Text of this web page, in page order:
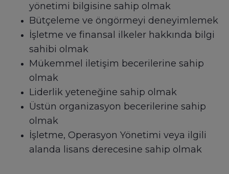
yönetimi bilgisine sahip olmak
Bütçeleme ve öngörmeyi deneyimlemek
İşletme ve finansal ilkeler hakkında bilgi
sahibi olmak
Mükemmel iletişim becerilerine sahip
olmak
Liderlik yeteneğine sahip olmak
Üstün organizasyon becerilerine sahip
olmak
İşletme, Operasyon Yönetimi veya ilgili
alanda lisans derecesine sahip olmak